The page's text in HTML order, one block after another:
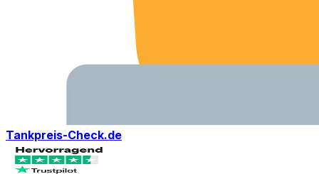
Tankpreis-Check.de